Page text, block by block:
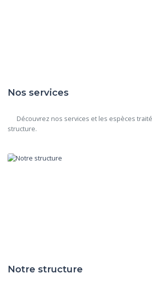
Nos services
structure.
Notre structure